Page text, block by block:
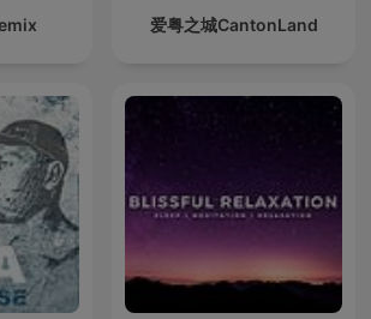
爱粤之城CantonLand